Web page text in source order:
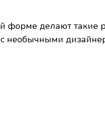
форме делают
с необычными